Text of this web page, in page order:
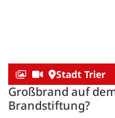
Stadt Trier
Großbrand auf
Brandstiftung?